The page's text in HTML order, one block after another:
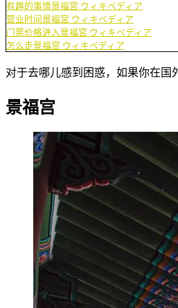
有趣的事情景福宮 ウィキペディア
营业时间景福宮 ウィキペディア
门票价格进入景福宮 ウィキペディア
怎么走景福宮 ウィキペディア
对于去哪儿感到困惑，如果你在国
景福宫